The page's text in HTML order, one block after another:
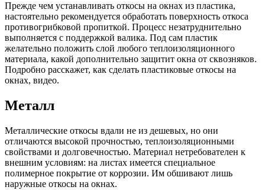
Прежде чем устанавливать откосы на окнах из пластика,
настоятельно рекомендуется обработать поверхность откоса
противогрибковой пропиткой. Процесс незатруднительно
выполняется с поддержкой валика. Под сам пластик
желательно положить слой любого теплоизоляционного
материала, какой дополнительно защитит окна от сквозняков.
Подробно расскажет, как сделать пластиковые откосы на
окнах, видео.
Металл
Металлические откосы вдали не из дешевых, но они
отличаются высокой прочностью, теплоизоляционными
свойствами и долговечностью. Материал нетребователен к
внешним условиям: на листах имеется специальное
полимерное покрытие от коррозии. Им обшивают лишь
наружные откосы на окнах.